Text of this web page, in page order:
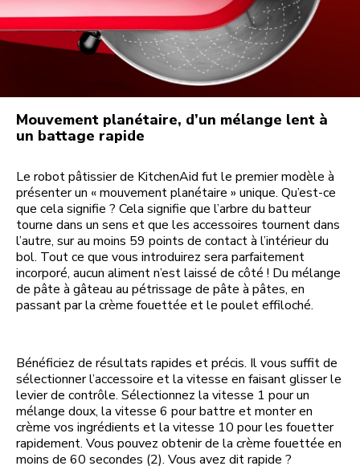
Mouvement planétaire, d’un mélange lent à
un battage rapide
Le robot pâtissier de KitchenAid fut le premier modèle à
présenter un « mouvement planétaire » unique. Qu’est-ce
que cela signifie ? Cela signifie que l’arbre du batteur
tourne dans un sens et que les accessoires tournent dans
l’autre, sur au moins 59 points de contact à l’intérieur du
bol. Tout ce que vous introduirez sera parfaitement
incorporé, aucun aliment n’est laissé de côté ! Du mélange
de pâte à gâteau au pétrissage de pâte à pâtes, en
passant par la crème fouettée et le poulet effiloché.
Bénéficiez de résultats rapides et précis. Il vous suffit de
sélectionner l’accessoire et la vitesse en faisant glisser le
levier de contrôle. Sélectionnez la vitesse 1 pour un
mélange doux, la vitesse 6 pour battre et monter en
crème vos ingrédients et la vitesse 10 pour les fouetter
rapidement. Vous pouvez obtenir de la crème fouettée en
moins de 60 secondes (2). Vous avez dit rapide ?